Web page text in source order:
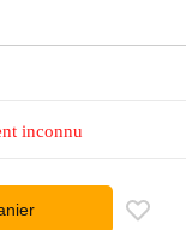
inconnu